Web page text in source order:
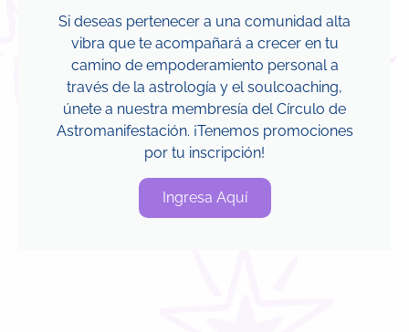
Si deseas pertenecer a una comunidad alta
vibra que te acompañará a crecer en tu
camino de empoderamiento personal a
través de la astrología y el soulcoaching,
únete a nuestra membresía del Círculo de
Astromanifestación. ¡Tenemos promociones
por tu inscripción!
Ingresa Aquí